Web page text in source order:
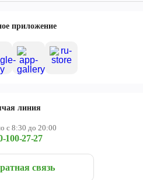
приложение
линия
с 8:30 до 20:00
100-27-27
связь